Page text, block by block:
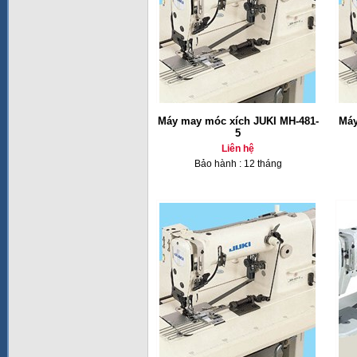
Máy may móc xích JUKI MH-481-
5
Liên hệ
Bảo hành : 12 tháng